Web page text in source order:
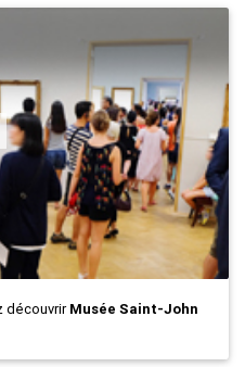
découvrirMusée Saint-John